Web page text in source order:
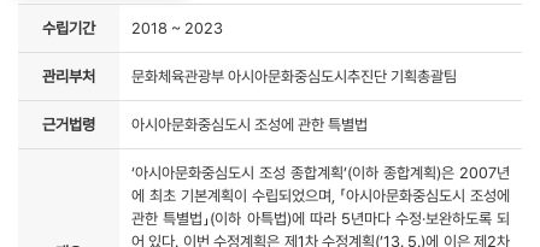
수립기간 2018 ~ 2023
관리부처 문화체육관광부 아시아문화중심도시추진단 기획총괄팀
근거법령 아시아문화중심도시 조성에 관한 특별법
‘아시아문화중심도시 조성 종합계획’(이하 종합계획)은 2007년
에 최초 기본계획이 수립되었으며, 「아시아문화중심도시 조성에
관한 특별법」(이하 아특법)에 따라 5년마다 수정·보완하도록 되
어 있다. 이번 수정계획은 제1차 수정계획(’13. 5.)에 이은 제2차